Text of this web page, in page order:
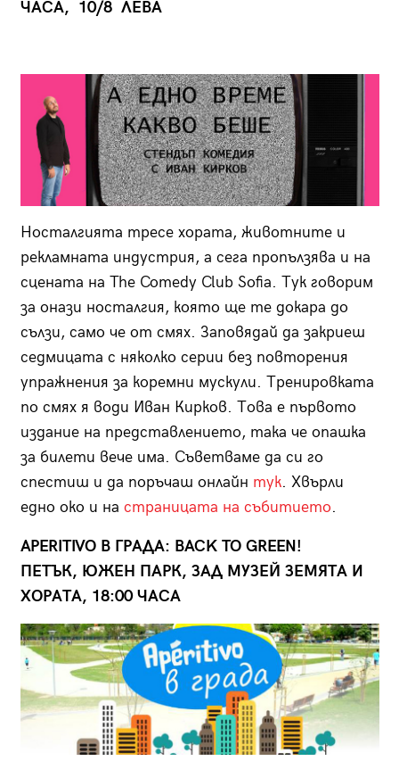
ЧАСА, 10/8 ЛЕВА
Носталгията тресе хората, животните и
рекламната индустрия, а сега пропълзява и на
сцената на The Comedy Club Sofia. Тук говорим
за онази носталгия, която ще те докара до
сълзи, само че от смях. Заповядай да закриеш
седмицата с няколко серии без повторения
упражнения за коремни мускули. Тренировката
по смях я води Иван Кирков. Това е първото
издание на представлението, така че опашка
за билети вече има. Съветваме да си го
спестиш и да поръчаш онлайн тук. Хвърли
едно око и на страницата на събитието.
APERITIVO В ГРАДА: BACK TO GREEN!
ПЕТЪК, ЮЖЕН ПАРК, ЗАД МУЗЕЙ ЗЕМЯТА И
ХОРАТА, 18:00 ЧАСА